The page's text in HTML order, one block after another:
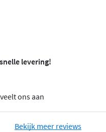
levering!
ons aan
Bekijk meer reviews